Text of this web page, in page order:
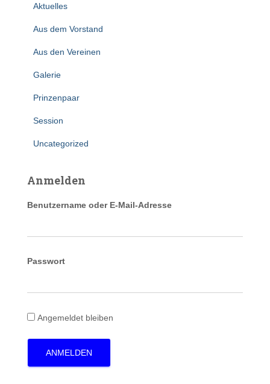
Aktuelles
Aus dem Vorstand
Aus den Vereinen
Galerie
Prinzenpaar
Session
Uncategorized
Anmelden
Benutzername oder E-Mail-Adresse
Passwort
Angemeldet bleiben
ANMELDEN